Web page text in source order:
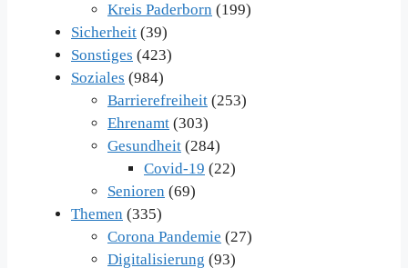
Kreis Paderborn (199)
Sicherheit (39)
Sonstiges (423)
Soziales (984)
Barrierefreiheit (253)
Ehrenamt (303)
Gesundheit (284)
Covid-19 (22)
Senioren (69)
Themen (335)
Corona Pandemie (27)
Digitalisierung (93)